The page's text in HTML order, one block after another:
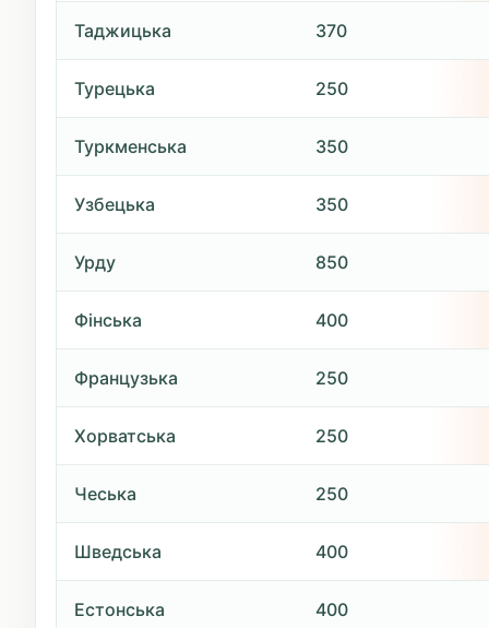
Таджицька 370
Турецька 250
Туркменська 350
Узбецька 350
Урду 850
Фінська 400
Французька 250
Хорватська 250
Чеська 250
Шведська 400
Естонська 400